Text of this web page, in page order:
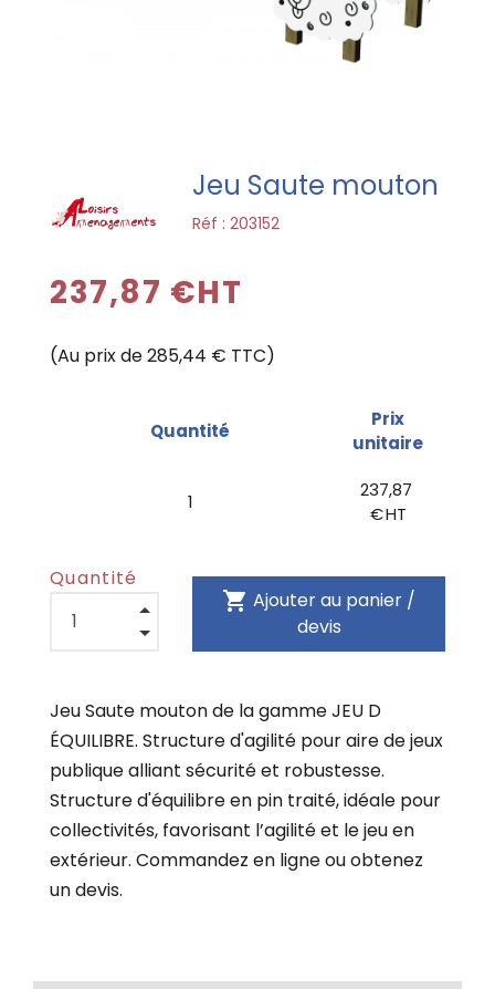
Jeu Saute mouton
Réf :203152
237,87 €HT
(Au prix de 285,44 € TTC)
Quantité
Prix
unitaire
1
237,87
€ HT
Quantité
shopping_cart Ajouter au panier /
devis
Jeu Saute mouton de la gamme JEU D
ÉQUILIBRE. Structure d'agilité pour aire de jeux
publique alliant sécurité et robustesse.
Structure d'équilibre en pin traité, idéale pour
collectivités, favorisant l’agilité et le jeu en
extérieur. Commandez en ligne ou obtenez
un devis.